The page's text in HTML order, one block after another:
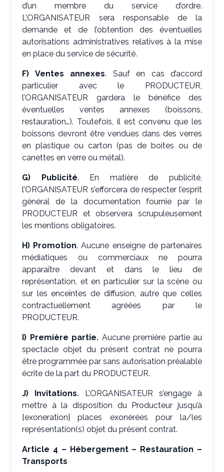
d’un membre du service d’ordre.
L’ORGANISATEUR sera responsable de la
demande et de l’obtention des éventuelles
autorisations administratives relatives à la mise
en place du service de sécurité.
F) Ventes annexes. Sauf en cas d’accord
particulier avec le PRODUCTEUR,
l’ORGANISATEUR gardera le bénéfice des
éventuelles ventes annexes (boissons,
restauration…). Toutefois, il est convenu que les
boissons devront être vendues dans des verres
en plastique ou carton (pas de boites ou de
canettes en verre ou métal).
G) Publicité. En matière de publicité,
l’ORGANISATEUR s’efforcera de respecter l’esprit
général de la documentation fournie par le
PRODUCTEUR et observera scrupuleusement
les mentions obligatoires.
H) Promotion. Aucune enseigne de partenaires
médiatiques ou commerciaux ne pourra
apparaître devant et dans le lieu de
représentation, et en particulier sur la scène ou
sur les enceintes de diffusion, autre que celles
contractuellement agréées par le
PRODUCTEUR.
I) Première partie. Aucune première partie au
spectacle objet du présent contrat ne pourra
être programmée par sans autorisation préalable
écrite de la part du PRODUCTEUR.
J) Invitations. L’ORGANISATEUR s’engage à
mettre à la disposition du Producteur jusqu’à
{exoneration} places exonérées pour la/les
représentation(s) objet du présent contrat.
Article 4 – Hébergement – Restauration –
Transports